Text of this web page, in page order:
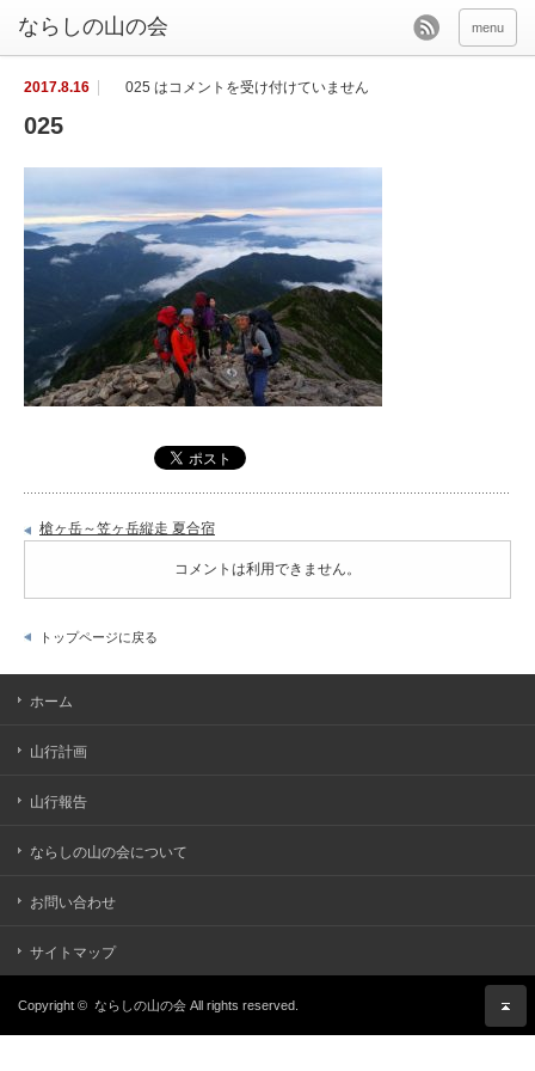
menu
2017.8.16 025 はコメントを受け付けていません
025
槍ヶ岳～笠ヶ岳縦走 夏合宿
コメントは利用できません。
トップページに戻る
ホーム
山行計画
山行報告
ならしの山の会について
お問い合わせ
サイトマップ
Copyright © ならしの山の会 All rights reserved.